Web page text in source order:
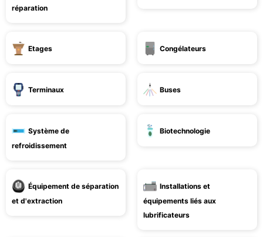
réparation
Etages Congélateurs
Terminaux Buses
Système de
refroidissement
Biotechnologie
Équipement de séparation
et d'extraction
Installations et
équipements liés aux
lubrificateurs